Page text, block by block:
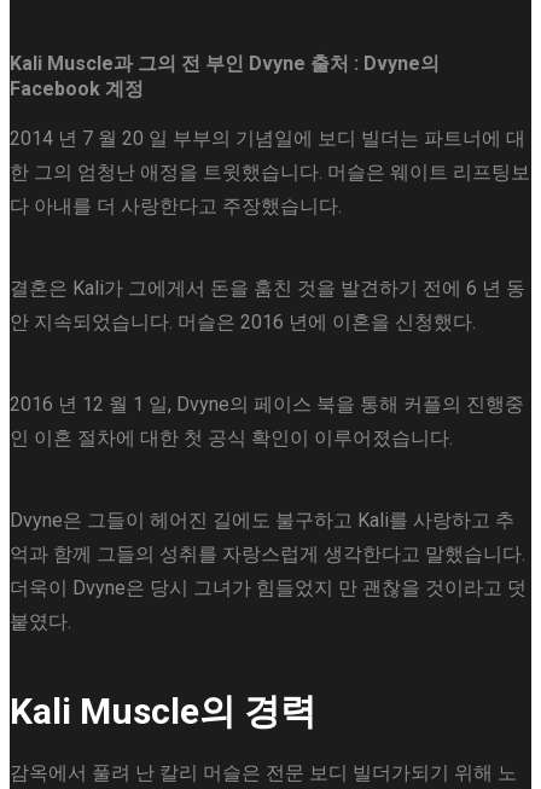
Kali Muscle과 그의 전 부인 Dvyne 출처 : Dvyne의
Facebook 계정
2014 년 7 월 20 일 부부의 기념일에 보디 빌더는 파트너에 대
한 그의 엄청난 애정을 트윗했습니다. 머슬은 웨이트 리프팅보
다 아내를 더 사랑한다고 주장했습니다.
결혼은 Kali가 그에게서 돈을 훔친 것을 발견하기 전에 6 년 동
안 지속되었습니다. 머슬은 2016 년에 이혼을 신청했다.
2016 년 12 월 1 일, Dvyne의 페이스 북을 통해 커플의 진행중
인 이혼 절차에 대한 첫 공식 확인이 이루어졌습니다.
Dvyne은 그들이 헤어진 길에도 불구하고 Kali를 사랑하고 추
억과 함께 그들의 성취를 자랑스럽게 생각한다고 말했습니다.
더욱이 Dvyne은 당시 그녀가 힘들었지 만 괜찮을 것이라고 덧
붙였다.
Kali Muscle의 경력
감옥에서 풀려 난 칼리 머슬은 전문 보디 빌더가되기 위해 노